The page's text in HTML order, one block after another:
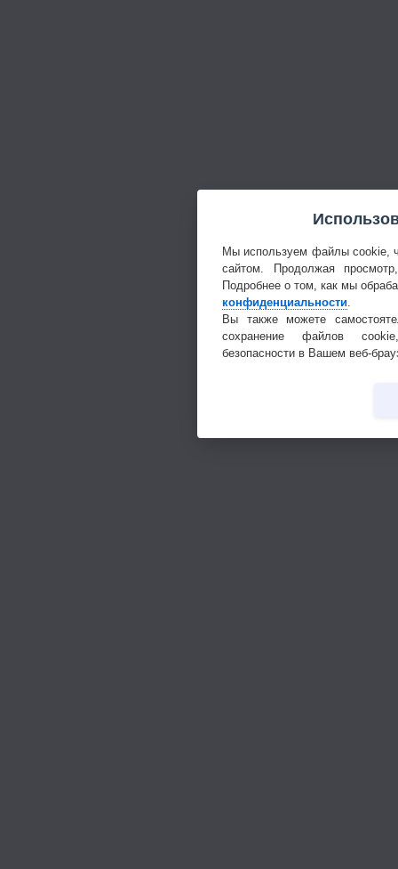
Мы используем файлы cookie,
сайтом. Продолжая
Подробнее о том, как мы
конфиденциальности
Вы также можете
сохранение файлов
безопасности в Вашем веб-